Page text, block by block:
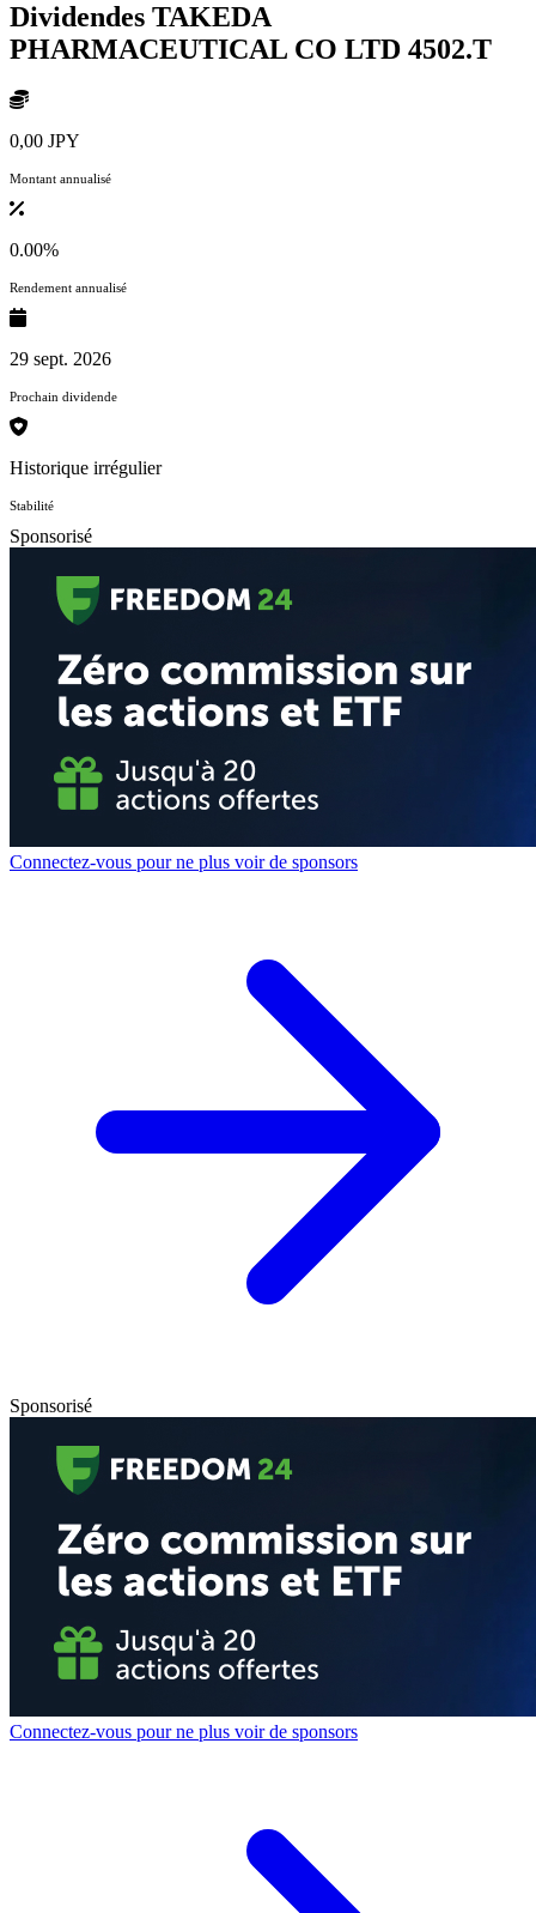
Dividendes TAKEDA
PHARMACEUTICAL CO LTD 4502.T
0,00 JPY
Montant annualisé
0.00%
Rendement annualisé
29 sept. 2026
Prochain dividende
Historique irrégulier
Stabilité
Sponsorisé
Connectez-vous pour ne plus voir de sponsors
Sponsorisé
Connectez-vous pour ne plus voir de sponsors